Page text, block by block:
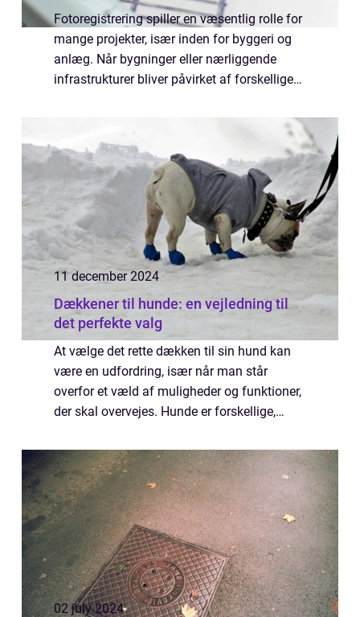
Fotoregistrering spiller en væsentlig rolle for
mange projekter, især inden for byggeri og
anlæg. Når bygninger eller nærliggende
infrastrukturer bliver påvirket af forskellige
11 december 2024
Dækkener til hunde: en vejledning til
det perfekte valg
At vælge det rette dækken til sin hund kan
være en udfordring, især når man står
overfor et væld af muligheder og funktioner,
der skal overvejes. Hunde er forskellige,
02 july 2024